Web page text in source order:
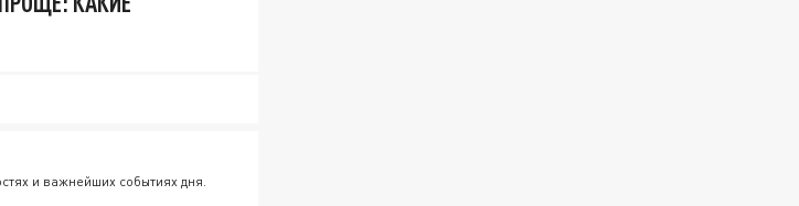
и важнейших событиях дня.